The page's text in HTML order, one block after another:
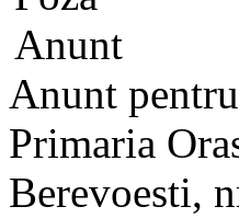
Anunt
Primaria
Berevoesti,